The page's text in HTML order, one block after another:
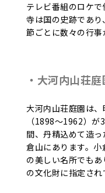
テレビ番組のロケ
寺は国の史跡であ
節ごとに数々の行事
・大河内山荘庭
大河内山荘庭園は
（1898～1962）
間、丹精込めて造
倉山にあります。
の美しい名所でも
の文化財に指定され